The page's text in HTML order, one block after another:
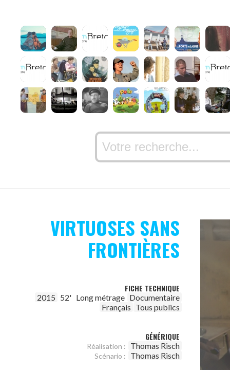
VIRTUOSES SANS
FRONTIÈRES
FICHE TECHNIQUE
2015 52' Long métrage Documentaire
Français Tous publics
GÉNÉRIQUE
Réalisation : Thomas Risch
Scénario : Thomas Risch